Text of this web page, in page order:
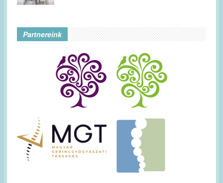
Partnereink